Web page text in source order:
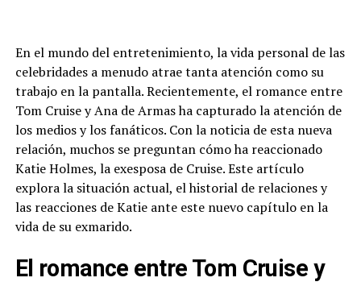
En el mundo del entretenimiento, la vida personal de las
celebridades a menudo atrae tanta atención como su
trabajo en la pantalla. Recientemente, el romance entre
Tom Cruise y Ana de Armas ha capturado la atención de
los medios y los fanáticos. Con la noticia de esta nueva
relación, muchos se preguntan cómo ha reaccionado
Katie Holmes, la exesposa de Cruise. Este artículo
explora la situación actual, el historial de relaciones y
las reacciones de Katie ante este nuevo capítulo en la
vida de su exmarido.
El romance entre Tom Cruise y